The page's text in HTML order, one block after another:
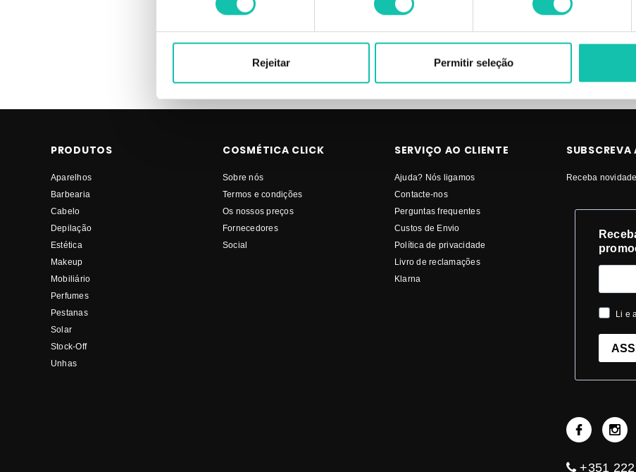
Rejeitar Permitir seleção
PRODUTOS
Aparelhos
Barbearia
Cabelo
Depilação
Estética
Makeup
Mobiliário
Perfumes
Pestanas
Solar
Stock-Off
Unhas
COSMÉTICA CLICK
Sobre nós
Termos e condições
Os nossos preços
Fornecedores
Social
SERVIÇO AO CLIENTE
Ajuda? Nós ligamos
Contacte-nos
Perguntas frequentes
Custos de Envio
Política de privacidade
Livro de reclamações
Klarna
SUBSCREVA
Receba
Li e
+351